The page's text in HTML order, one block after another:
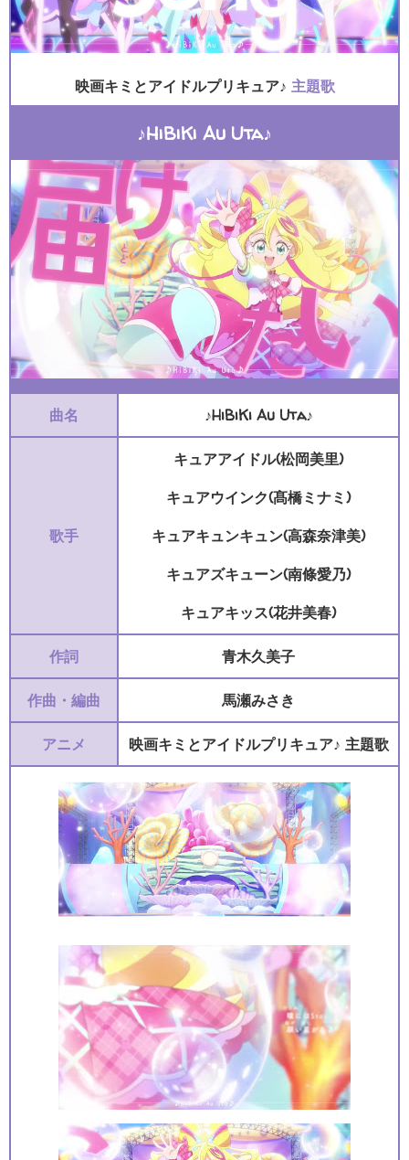
映画キミとアイドルプリキュア♪ 主題歌
♪HiBiKi Au Uta♪
曲名 ♪HiBiKi Au Uta♪
歌手
キュアアイドル(松岡美里)
キュアウインク(髙橋ミナミ)
キュアキュンキュン(高森奈津美)
キュアズキューン(南條愛乃)
キュアキッス(花井美春)
作詞 青木久美子
作曲・編曲 馬瀬みさき
アニメ 映画キミとアイドルプリキュア♪ 主題歌